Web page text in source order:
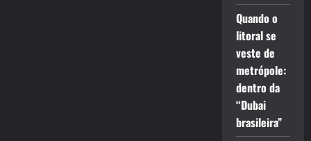
Quando o
litoral se
veste de
metrópole:
dentro da
“Dubai
brasileira”